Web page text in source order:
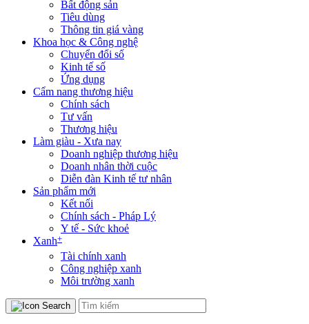
Bất động sản
Tiêu dùng
Thông tin giá vàng
Khoa học & Công nghệ
Chuyển đổi số
Kinh tế số
Ứng dụng
Cẩm nang thương hiệu
Chính sách
Tư vấn
Thương hiệu
Làm giàu - Xưa nay
Doanh nghiệp thương hiệu
Doanh nhân thời cuộc
Diễn đàn Kinh tế tư nhân
Sản phẩm mới
Kết nối
Chính sách - Pháp Lý
Y tế - Sức khoẻ
Xanh+
Tài chính xanh
Công nghiệp xanh
Môi trường xanh